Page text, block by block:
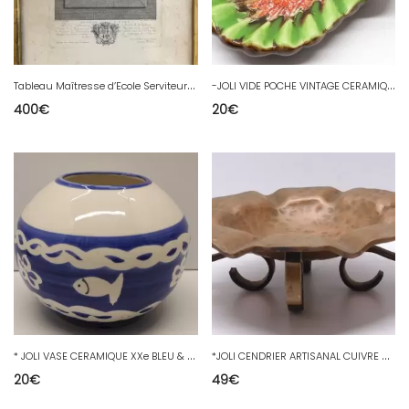
T
ableau Maîtresse d’Ecole Serviteur Wille
400€
-
JOLI VIDE POCHE VINTAGE CERAMIQUE VALLAURIS forme COQUILLAGE Coloré XXe D
20€
*
JOLI VASE CERAMIQUE XXe BLEU & BLANC décor de Petits POISSONS Blancs déco D
20€
*
JOLI CENDRIER ARTISANAL CUIVRE MASSIF COLLECTION ART POPULAIRE XXe VITRINE D
49€